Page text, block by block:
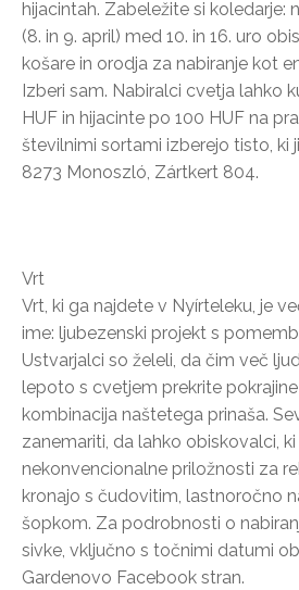
hijacintah. Zabeležite si koledarje:
(8. in 9. april) med 10. in 16. uro
košare in orodja za nabiranje kot
Izberi sam. Nabiralci cvetja lahko
HUF in hijacinte po 100 HUF na
številnimi sortami izberejo tisto, ki
8273 Monoszló, Zártkert 804.
Vrt
Vrt, ki ga najdete v Nyírteleku, je
ime: ljubezenski projekt s
Ustvarjalci so želeli, da čim več
lepoto s cvetjem prekrite
kombinacija naštetega prinaša.
zanemariti, da lahko obiskovalci, ki
nekonvencionalne priložnosti za
kronajo s čudovitim, lastnoročno
šopkom. Za podrobnosti o
sivke, vključno s točnimi datumi
Gardenovo Facebook stran.